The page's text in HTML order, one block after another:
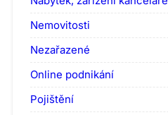
Nemovitosti
Nezařazené
Online podnikání
Pojištění